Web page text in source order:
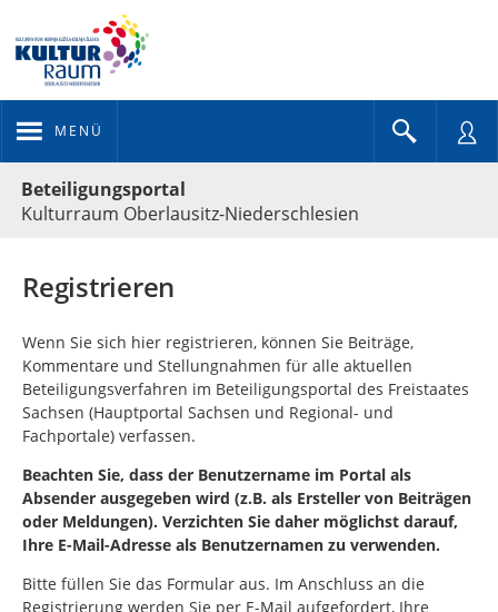
MENÜ
Beteiligungsportal
Kulturraum Oberlausitz-Niederschlesien
Registrieren
Wenn Sie sich hier registrieren, können Sie Beiträge,
Kommentare und Stellungnahmen für alle aktuellen
Beteiligungsverfahren im Beteiligungsportal des Freistaates
Sachsen (Hauptportal Sachsen und Regional- und
Fachportale) verfassen.
Beachten Sie, dass der Benutzername im Portal als
Absender ausgegeben wird (z.B. als Ersteller von Beiträgen
oder Meldungen). Verzichten Sie daher möglichst darauf,
Ihre E-Mail-Adresse als Benutzernamen zu verwenden.
Bitte füllen Sie das Formular aus. Im Anschluss an die
Registrierung werden Sie per E-Mail aufgefordert, Ihre